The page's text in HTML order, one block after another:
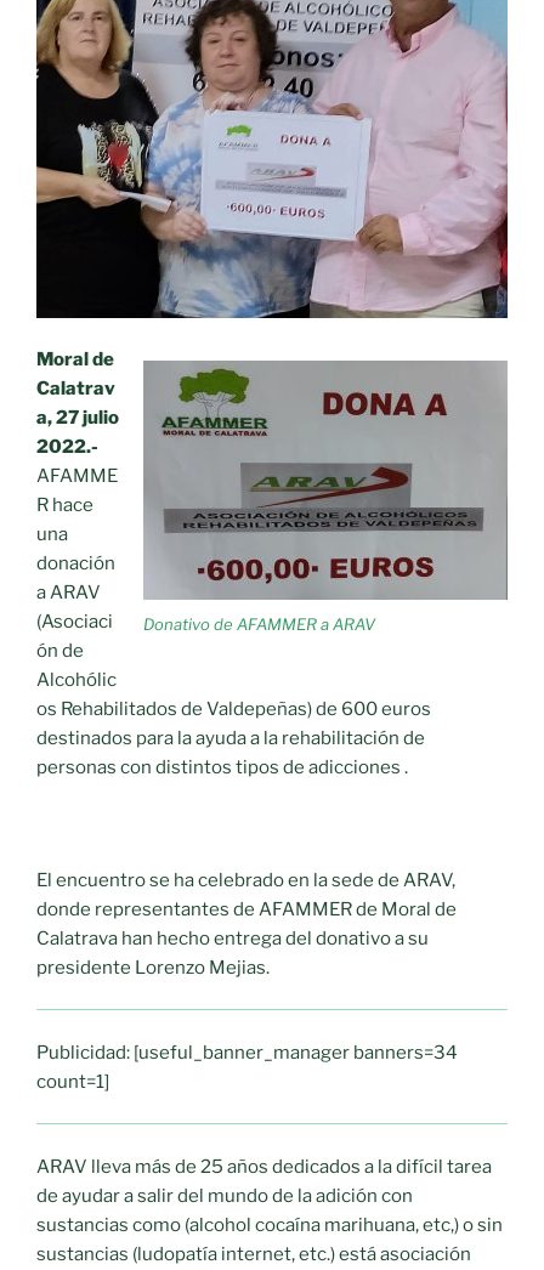
Donativo de AFAMMER a ARAV
Moral de
Calatrav
a, 27 julio
2022.-
AFAMME
R hace
una
donación
a ARAV
(Asociaci
ón de
Alcohólic
os Rehabilitados de Valdepeñas) de 600 euros
destinados para la ayuda a la rehabilitación de
personas con distintos tipos de adicciones .
El encuentro se ha celebrado en la sede de ARAV,
donde representantes de AFAMMER de Moral de
Calatrava han hecho entrega del donativo a su
presidente Lorenzo Mejias.
Publicidad: [useful_banner_manager banners=34
count=1]
ARAV lleva más de 25 años dedicados a la difícil tarea
de ayudar a salir del mundo de la adición con
sustancias como (alcohol cocaína marihuana, etc,) o sin
sustancias (ludopatía internet, etc.) está asociación